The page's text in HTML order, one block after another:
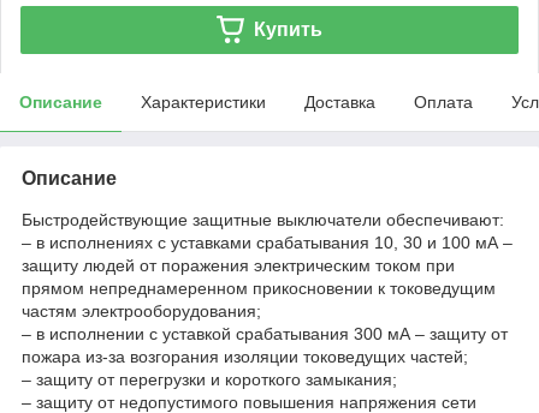
Купить
Описание Характеристики Доставка Оплата
Описание
Быстродействующие защитные выключатели обеспечивают:
– в исполнениях с уставками срабатывания 10, 30 и 100 мА –
защиту людей от поражения электрическим током при
прямом непреднамеренном прикосновении к токоведущим
частям электрооборудования;
– в исполнении с уставкой срабатывания 300 мА – защиту от
пожара из-за возгорания изоляции токоведущих частей;
– защиту от перегрузки и короткого замыкания;
– защиту от недопустимого повышения напряжения сети